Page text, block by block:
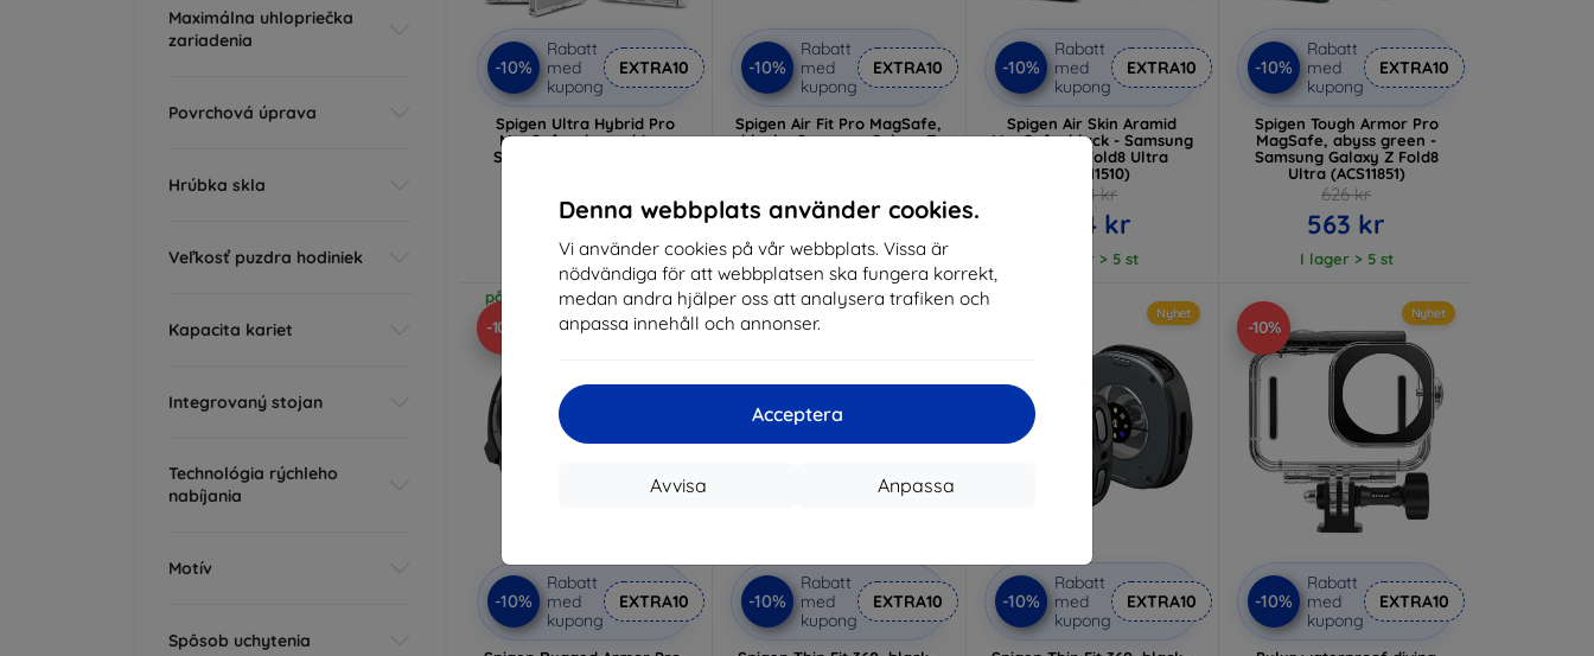
Denna webbplats använder cookies.
Vi använder cookies på vår webbplats. Vissa är
nödvändiga för att webbplatsen ska fungera korrekt,
medan andra hjälper oss att analysera trafiken och
anpassa innehåll och annonser.
Acceptera
Anpassa
Avvisa
Maximálna uhlopriečka
zariadenia
Povrchová úprava
Hrúbka skla
Veľkosť puzdra hodiniek
Kapacita kariet
Integrovaný stojan
Technológia rýchleho
nabíjania
Motív
Spôsob uchytenia
-10%
Rabatt
med
kupong
EXTRA10
Spigen Ultra Hybrid Pro
MagSafe, clear white -
Samsung Galaxy Z Fold8
493 kr
Externt lager > 5 st.
på väg 1 st, förväntas 11. 8.
-10%
Rabatt
med
kupong
EXTRA10
Spigen Air Fit Pro MagSafe,
black - Samsung Galaxy Z
423 kr
I lager > 5 st
-10%
Rabatt
med
kupong
EXTRA10
Spigen Air Skin Aramid
MagSafe, black - Samsung
Galaxy Z Fold8 Ultra
(ACS11510)
804 kr
724 kr
I lager > 5 st
-10%
Rabatt
med
kupong
EXTRA10
Spigen Tough Armor Pro
MagSafe, abyss green -
Samsung Galaxy Z Fold8
Ultra (ACS11851)
626 kr
563 kr
I lager > 5 st
-10%
Nyhet
-10%
Rabatt
med
kupong
EXTRA10
-10%
-10%
Rabatt
med
kupong
EXTRA10
Nyhet
-10%
Rabatt
med
kupong
EXTRA10
-10%
Nyhet
-10%
Rabatt
med
kupong
EXTRA10